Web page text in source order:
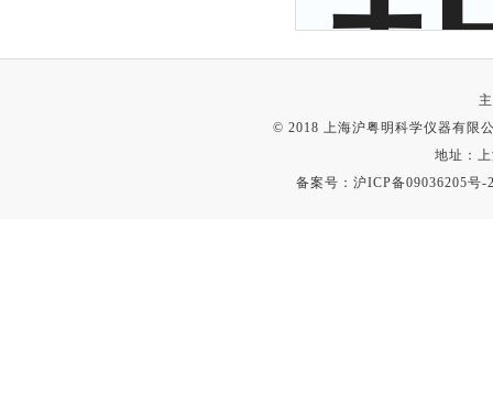
© 2018 上海沪粤明科学仪器有限
地址：
备案号：沪ICP备09036205号-